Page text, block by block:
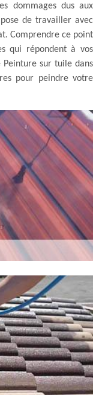
dommages dus aux
de travailler avec
Comprendre ce point
qui répondent à vos
Peinture sur tuile dans
pour peindre votre